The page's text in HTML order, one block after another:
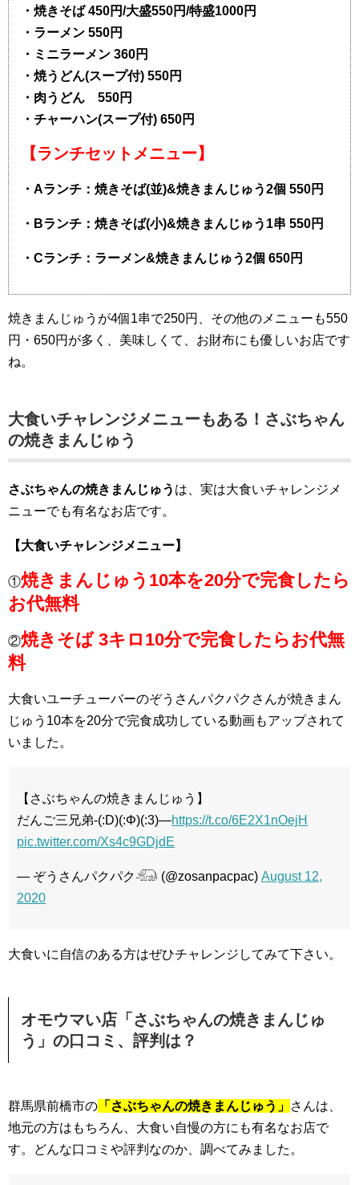
・焼きそば 450円/大盛550円/特盛1000円
・ラーメン 550円
・ミニラーメン 360円
・焼うどん(スープ付) 550円
・肉うどん 550円
・チャーハン(スープ付) 650円
【ランチセットメニュー】
・Aランチ：焼きそば(並)&焼きまんじゅう2個 550円
・Bランチ：焼きそば(小)&焼きまんじゅう1串 550円
・Cランチ：ラーメン&焼きまんじゅう2個 650円
焼きまんじゅうが4個1串で250円、その他のメニューも550
円・650円が多く、美味しくて、お財布にも優しいお店です
ね。
大食いチャレンジメニューもある！さぶちゃん
の焼きまんじゅう
さぶちゃんの焼きまんじゅう は、実は大食いチャレンジメ
ニューでも有名なお店です。
【大食いチャレンジメニュー】
①焼きまんじゅう10本を20分で完食したら
お代無料
②焼きそば 3キロ10分で完食したらお代無
料
大食いユーチューバーのぞうさんパクパクさんが焼きまん
じゅう10本を20分で完食成功している動画もアップされて
いました。
【さぶちゃんの焼きまんじゅう】
だんご三兄弟-(:D)(:Φ)(:3)―https://t.co/6E2X1nOejH
pic.twitter.com/Xs4c9GDjdE
— ぞうさんパクパク𓃰 (@zosanpacpac) August 12,
2020
大食いに自信のある方はぜひチャレンジしてみて下さい。
オモウマい店「さぶちゃんの焼きまんじゅ
う」の口コミ、評判は？
群馬県前橋市の 「さぶちゃんの焼きまんじゅう」 さんは、
地元の方はもちろん、大食い自慢の方にも有名なお店で
す。どんな口コミや評判なのか、調べてみました。